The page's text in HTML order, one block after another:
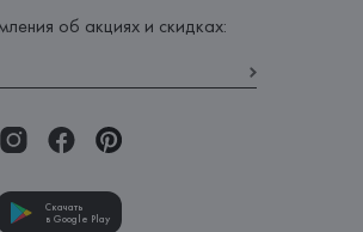
об акциях и скидках:
Скачать
в Google Play